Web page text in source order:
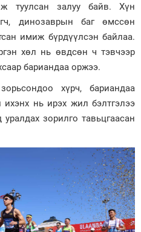
туулсан залуу байв. Хүн
динозаврын баг өмссөн
имиж бүрдүүлсэн байлаа.
хөл нь өвдсөн ч тэвчээр
бариандаа оржээ.
хүрч, бариандаа
нь ирэх жил бэлтгэлээ
зорилго тавьцгаасан